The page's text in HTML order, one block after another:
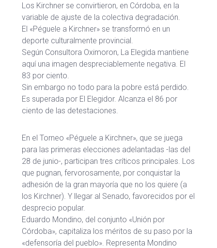
Los Kirchner se convirtieron, en Córdoba, en la
variable de ajuste de la colectiva degradación.
El «Péguele a Kirchner» se transformó en un
deporte culturalmente provincial.
Según Consultora Oximoron, La Elegida mantiene
aquí una imagen despreciablemente negativa. El
83 por ciento.
Sin embargo no todo para la pobre está perdido.
Es superada por El Elegidor. Alcanza el 86 por
ciento de las detestaciones.
En el Torneo «Péguele a Kirchner», que se juega
para las primeras elecciones adelantadas -las del
28 de junio-, participan tres críticos principales. Los
que pugnan, fervorosamente, por conquistar la
adhesión de la gran mayoría que no los quiere (a
los Kirchner). Y llegar al Senado, favorecidos por el
desprecio popular.
Eduardo Mondino, del conjunto «Unión por
Córdoba», capitaliza los méritos de su paso por la
«defensoría del pueblo». Representa Mondino